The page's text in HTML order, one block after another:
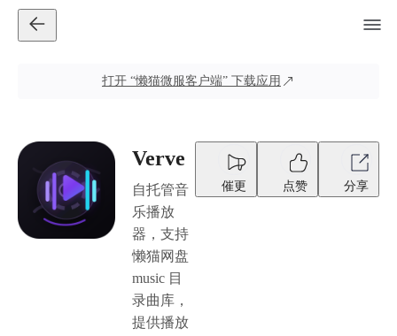
打开 “懒猫微服客户端” 下载应用
Verve
自托管音
乐播放
器，支持
懒猫网盘
music 目
录曲库，
提供播放
催更 点赞 分享